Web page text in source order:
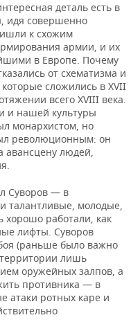
деталь есть в
идя совершенно
к схожим
армии, и их
в Европе. Почему
от схематизма и
сложились в XVII
всего XVIII века.
и нашей культуры
монархистом, но
революционным: он
авансцену людей,
Суворов — в
талантливые, молодые,
хорошо работали, как
лифты. Суворов
(раньше было важно
лишь
оружейных залпов, а
противника — в
атаки ротных каре и